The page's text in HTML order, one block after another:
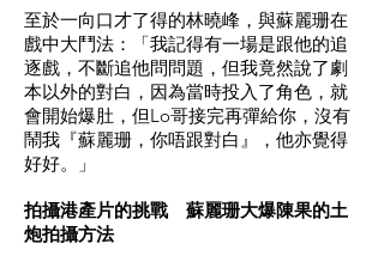
至於一向口才了得的林曉峰，與蘇麗珊在
戲中大鬥法：「我記得有一場是跟他的追
逐戲，不斷追他問問題，但我竟然說了劇
本以外的對白，因為當時投入了角色，就
會開始爆肚，但Lo哥接完再彈給你，沒有
鬧我『蘇麗珊，你唔跟對白』，他亦覺得
好好。」
拍攝港產片的挑戰 蘇麗珊大爆陳果的土
炮拍攝方法